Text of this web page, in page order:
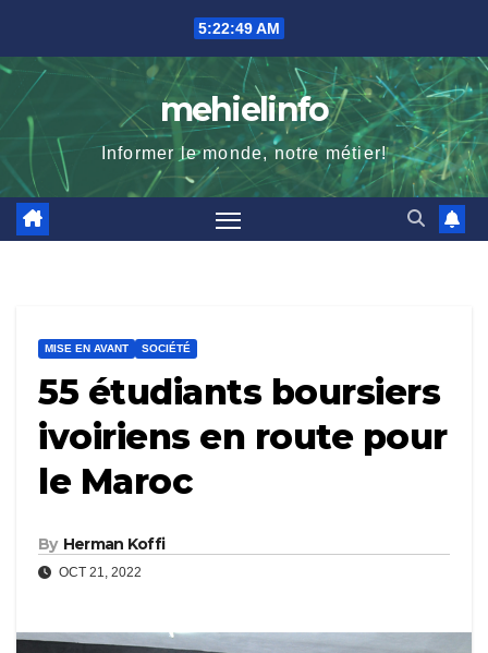
content
5:22:51 AM
mehielinfo
Informer le monde, notre métier!
MISE EN AVANT SOCIÉTÉ
55 étudiants boursiers
ivoiriens en route pour
le Maroc
By Herman Koffi
OCT 21, 2022